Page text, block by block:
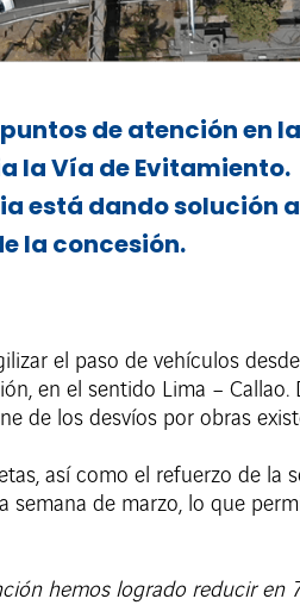
puntos de atención
la Vía de Evitamiento.
está dando solución
la concesión.
el paso de vehículos
en el sentido Lima –
de los desvíos por obras
así como el refuerzo de la
de marzo, lo que
hemos logrado reducir en